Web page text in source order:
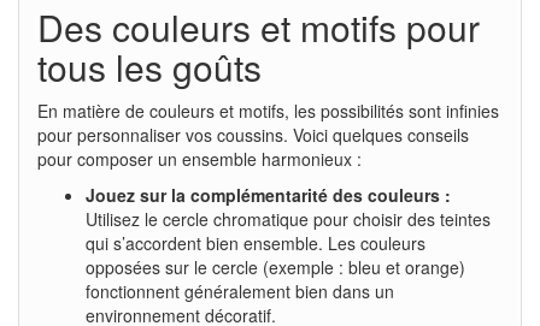
Des couleurs et motifs pour
tous les goûts
En matière de couleurs et motifs, les possibilités sont infinies
pour personnaliser vos coussins. Voici quelques conseils
pour composer un ensemble harmonieux :
Jouez sur la complémentarité des couleurs :
Utilisez le cercle chromatique pour choisir des teintes
qui s’accordent bien ensemble. Les couleurs
opposées sur le cercle (exemple : bleu et orange)
fonctionnent généralement bien dans un
environnement décoratif.